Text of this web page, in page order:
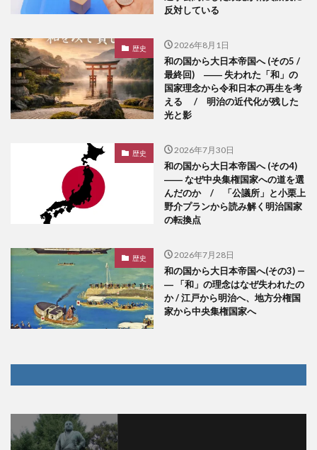
反対している
歴史 2026年8月1日
和の国から大日本帝国へ (その5 /
最終回) ―― 失われた「和」の
国家理念から令和日本の再生を考
える / 明治の近代化が残した
光と影
歴史 2026年7月30日
和の国から大日本帝国へ (その4)
―― なぜ中央集権国家への道を選
んだのか / 「公議所」と小栗上
野介プランから読み解く明治国家
の転換点
歴史 2026年7月28日
和の国から大日本帝国へ(その3) —
― 「和」の理念はなぜ失われたの
か / 江戸から明治へ、地方分権国
家から中央集権国家へ